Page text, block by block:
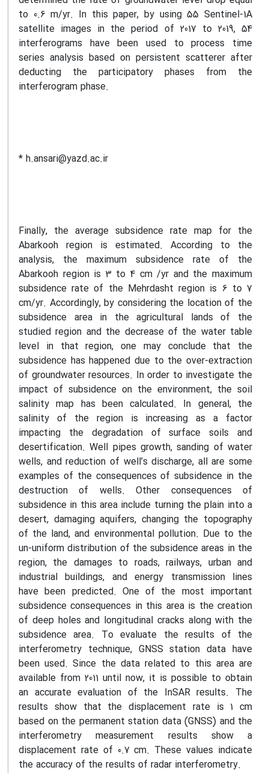
to 0.6 m/yr. In this paper, by using 55 Sentinel-1A
satellite images in the period of 2017 to 2019, 54
interferograms have been used to process time
series analysis based on persistent scatterer after
deducting the participatory phases from the
interferogram phase.
* h.ansari@yazd.ac.ir
Finally, the average subsidence rate map for the
Abarkooh region is estimated. According to the
analysis, the maximum subsidence rate of the
Abarkooh region is 3 to 4 cm /yr and the maximum
subsidence rate of the Mehrdasht region is 6 to 7
cm/yr. Accordingly, by considering the location of the
subsidence area in the agricultural lands of the
studied region and the decrease of the water table
level in that region, one may conclude that the
subsidence has happened due to the over-extraction
of groundwater resources. In order to investigate the
impact of subsidence on the environment, the soil
salinity map has been calculated. In general, the
salinity of the region is increasing as a factor
impacting the degradation of surface soils and
desertification. Well pipes growth, sanding of water
wells, and reduction of well’s discharge, all are some
examples of the consequences of subsidence in the
destruction of wells. Other consequences of
subsidence in this area include turning the plain into a
desert, damaging aquifers, changing the topography
of the land, and environmental pollution. Due to the
un-uniform distribution of the subsidence areas in ​​the
region, the damages to roads, railways, urban and
industrial buildings, and energy transmission lines
have been predicted. One of the most important
subsidence consequences in this area is the creation
of deep holes and longitudinal cracks along with the
subsidence area. To evaluate the results of the
interferometry technique, GNSS station data have
been used. Since the data related to this area are
available from 2011 until now, it is possible to obtain
an accurate evaluation of the InSAR results. The
results show that the displacement rate is 1 cm
based on the permanent station data (GNSS) and the
interferometry measurement results show a
displacement rate of 0.7 cm. These values indicate
the accuracy of the results of radar interferometry.